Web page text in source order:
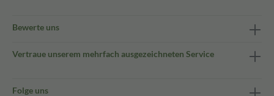
Bewerte uns
Vertraue unserem mehrfach ausgezeichneten Service
Folge uns